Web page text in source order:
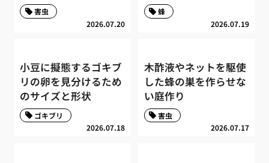
2026.07.20
害虫
2026.07.19
蜂
小豆に擬態するゴキブ
リの卵を見分けるため
のサイズと形状
2026.07.18
ゴキブリ
木酢液やネットを駆使
した蜂の巣を作らせな
い庭作り
2026.07.17
害虫